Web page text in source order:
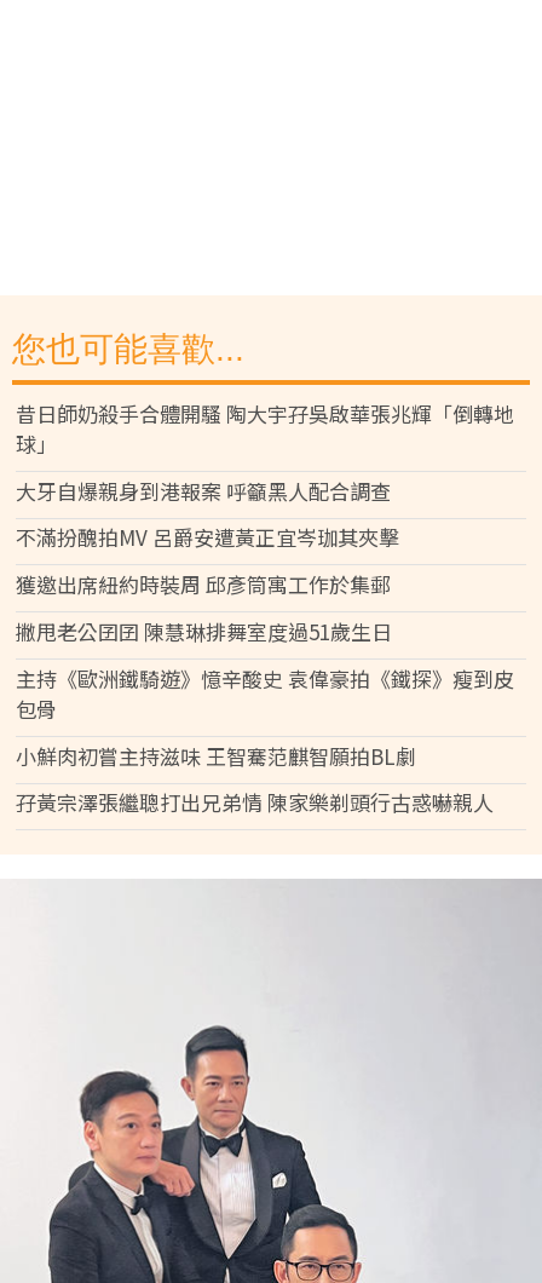
您也可能喜歡...
昔日師奶殺手合體開騷 陶大宇孖吳啟華張兆輝「倒轉地
球」
大牙自爆親身到港報案 呼籲黑人配合調查
不滿扮醜拍MV 呂爵安遭黃正宜岑珈其夾擊
獲邀出席紐約時裝周 邱彥筒寓工作於集郵
撇甩老公囝囝 陳慧琳排舞室度過51歲生日
主持《歐洲鐵騎遊》憶辛酸史 袁偉豪拍《鐵探》瘦到皮
包骨
小鮮肉初嘗主持滋味 王智騫范麒智願拍BL劇
孖黃宗澤張繼聰打出兄弟情 陳家樂剃頭行古惑嚇親人